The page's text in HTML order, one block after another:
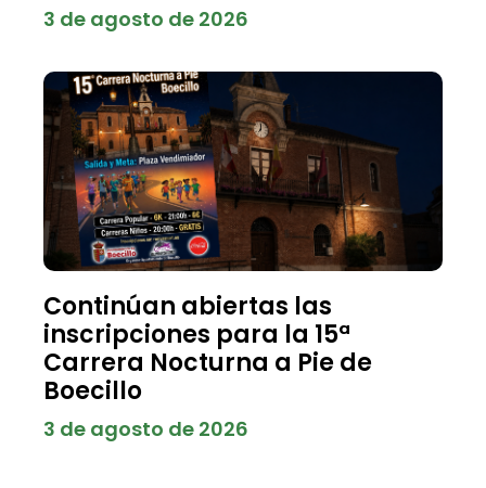
3 de agosto de 2026
Continúan abiertas las
inscripciones para la 15ª
Carrera Nocturna a Pie de
Boecillo
3 de agosto de 2026